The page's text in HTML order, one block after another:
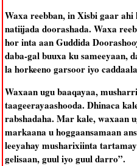
Waxa reebban, in Xisbi gaar
natiijada doorashada. Waxa
hor inta aan Guddida
daba-gal buuxa ku sameeyaan,
la horkeeno garsoor iyo
Waxaan ugu baaqayaa,
taageerayaashooda. Dhinaca
rabshadaha. Mar kale, waxaan
markaana u hoggaansamaan
leeyahay musharixiinta
gelisaan, guul iyo guul darro”.